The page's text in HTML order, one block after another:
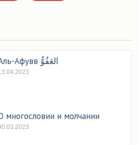
Аль-Афувв العَفُوُّ
многословии и молчании